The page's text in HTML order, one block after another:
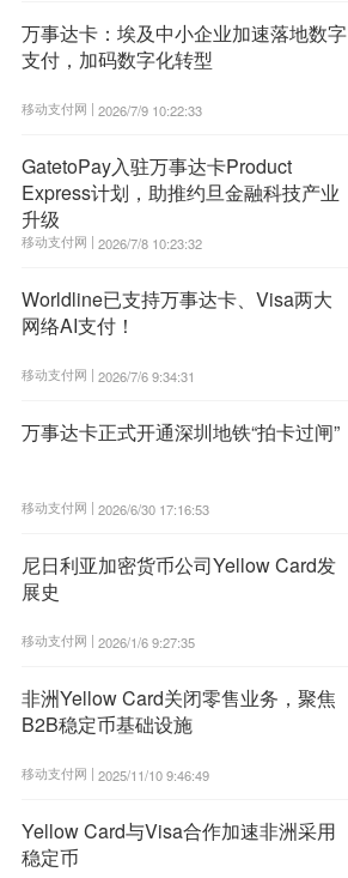
万事达卡：埃及中小企业加速落地数字
支付，加码数字化转型
移动支付网 | 2026/7/9 10:22:33
GatetoPay入驻万事达卡Product
Express计划，助推约旦金融科技产业
升级
移动支付网 | 2026/7/8 10:23:32
Worldline已支持万事达卡、Visa两大
网络AI支付！
移动支付网 | 2026/7/6 9:34:31
万事达卡正式开通深圳地铁“拍卡过闸”
移动支付网 | 2026/6/30 17:16:53
尼日利亚加密货币公司Yellow Card发
展史
移动支付网 | 2026/1/6 9:27:35
非洲Yellow Card关闭零售业务，聚焦
B2B稳定币基础设施
移动支付网 | 2025/11/10 9:46:49
Yellow Card与Visa合作加速非洲采用
稳定币